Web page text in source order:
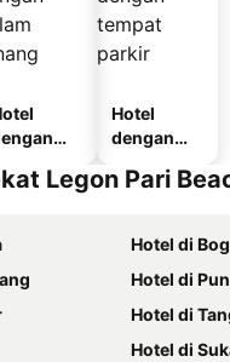
Hotel
dengan
parkir
Legon Pari
Hotel di
Hotel di
Hotel di
Hotel di